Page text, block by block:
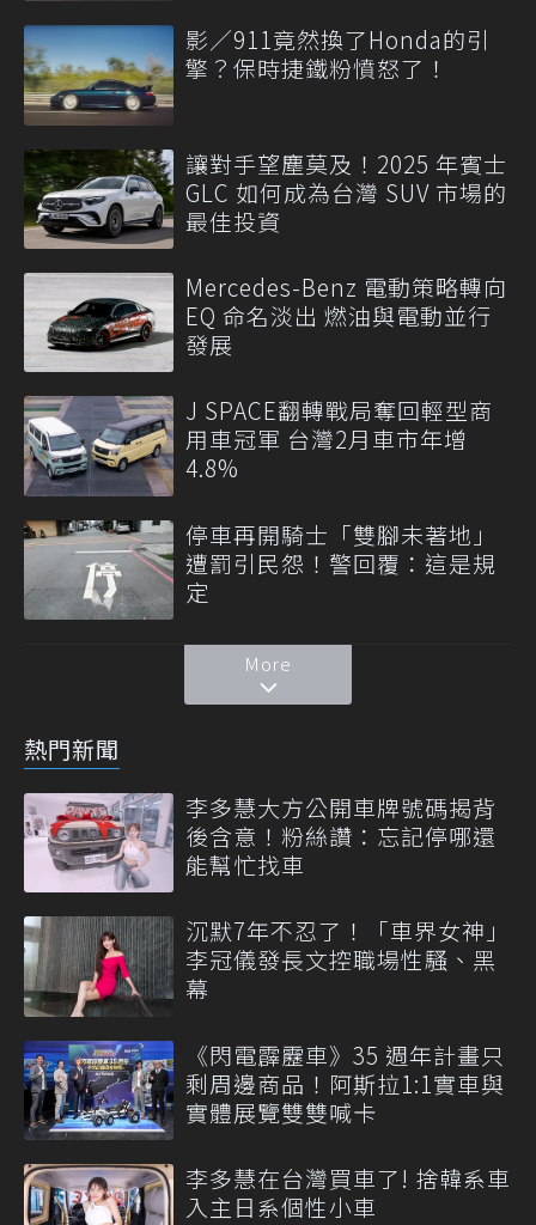
影／911竟然換了Honda的引
擎？保時捷鐵粉憤怒了！
讓對手望塵莫及！2025 年賓士
GLC 如何成為台灣 SUV 市場的
最佳投資
Mercedes-Benz 電動策略轉向
EQ 命名淡出 燃油與電動並行
發展
J SPACE翻轉戰局奪回輕型商
用車冠軍 台灣2月車市年增
4.8%
停車再開騎士「雙腳未著地」
遭罰引民怨！警回覆：這是規
定
More
熱門新聞
李多慧大方公開車牌號碼揭背
後含意！粉絲讚：忘記停哪還
能幫忙找車
沉默7年不忍了！「車界女神」
李冠儀發長文控職場性騷、黑
幕
《閃電霹靂車》35 週年計畫只
剩周邊商品！阿斯拉1:1實車與
實體展覽雙雙喊卡
李多慧在台灣買車了! 捨韓系車
入主日系個性小車